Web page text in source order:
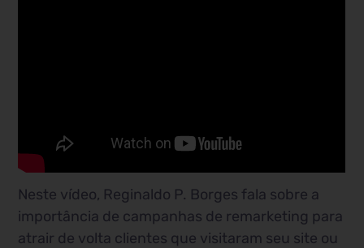
Neste vídeo, Reginaldo P. Borges fala sobre a
importância de campanhas de remarketing para
atrair de volta clientes que visitaram seu site ou